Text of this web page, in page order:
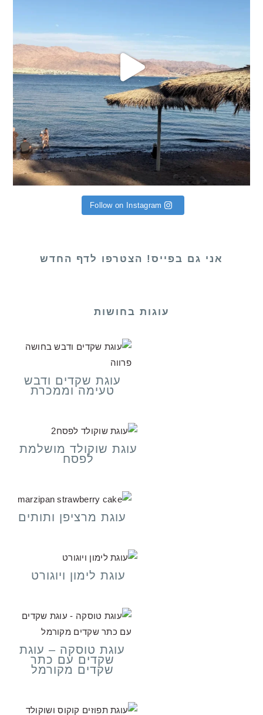
Follow on Instagram
אני גם בפייס! הצטרפו לדף החדש
עוגות בחושות
עוגת שקדים ודבש
טעימה וממכרת
עוגת שוקולד מושלמת
לפסח
עוגת מרציפן ותותים
עוגת לימון ויוגורט
עוגת טוסקה – עוגת
שקדים עם כתר
שקדים מקורמל